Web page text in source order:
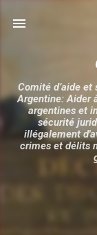
Comité d’aide
Argentine: Aider
argentines et
sécurité
illégalement
crimes et délits